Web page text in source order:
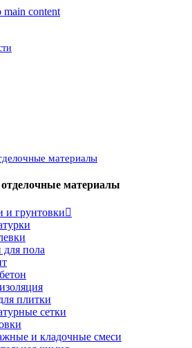
main content
материалы
материалы
и грунтовки
пола
плитки
сетки
и кладочные смеси